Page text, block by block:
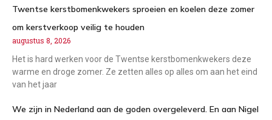
Twentse kerstbomenkwekers sproeien en koelen deze zomer
om kerstverkoop veilig te houden
augustus 8, 2026
Het is hard werken voor de Twentse kerstbomenkwekers deze
warme en droge zomer. Ze zetten alles op alles om aan het eind
van het jaar
We zijn in Nederland aan de goden overgeleverd. En aan Nigel